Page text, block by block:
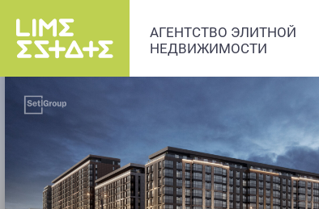
АГЕНТСТВО ЭЛИТНОЙ
НЕДВИЖИМОСТИ